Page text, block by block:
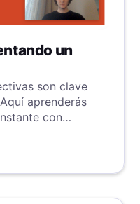
un
son clave
aprenderás
con
vídeo y audio.